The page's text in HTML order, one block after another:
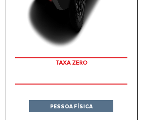
APROVEITE!
PESSOA FÍSICA